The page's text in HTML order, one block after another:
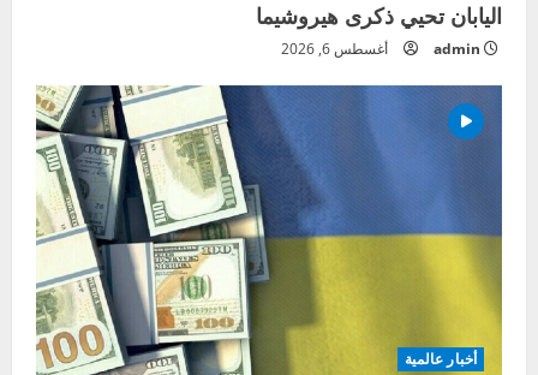
اليابان تحيي ذكرى هيروشيما
admin أغسطس 6, 2026
أخبار عالمية